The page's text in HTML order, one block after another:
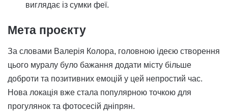
виглядає із сумки феї.
Мета проєкту
За словами Валерія Колора, головною ідеєю створення
цього муралу було бажання додати місту більше
доброти та позитивних емоцій у цей непростий час.
Нова локація вже стала популярною точкою для
прогулянок та фотосесій дніпрян.